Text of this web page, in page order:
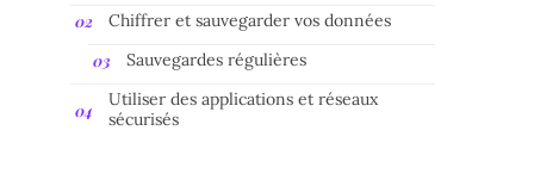
Chiffrer et sauvegarder vos données
Sauvegardes régulières
Utiliser des applications et réseaux
sécurisés